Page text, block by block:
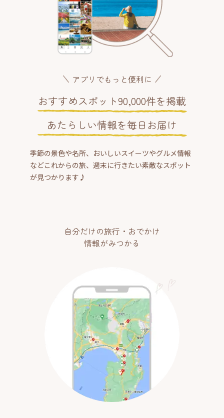
アプリでもっと便利に
おすすめスポット90,000件を掲載
あたらしい情報を毎日お届け
季節の景色や名所、おいしいスイーツやグルメ情報
などこれからの旅、週末に行きたい素敵なスポット
が見つかります♪
自分だけの旅行・おでかけ
情報がみつかる